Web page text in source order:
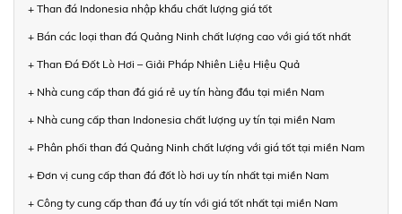
+ Than đá Indonesia nhập khẩu chất lượng giá tốt
+ Bán các loại than đá Quảng Ninh chất lượng cao với giá tốt nhất
+ Than Đá Đốt Lò Hơi – Giải Pháp Nhiên Liệu Hiệu Quả
+ Nhà cung cấp than đá giá rẻ uy tín hàng đầu tại miền Nam
+ Nhà cung cấp than Indonesia chất lượng uy tín tại miền Nam
+ Phân phối than đá Quảng Ninh chất lượng với giá tốt tại miền Nam
+ Đơn vị cung cấp than đá đốt lò hơi uy tín nhất tại miền Nam
+ Công ty cung cấp than đá uy tín với giá tốt nhất tại miền Nam